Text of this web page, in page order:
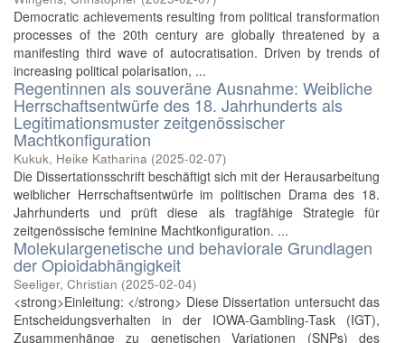
Democratic achievements resulting from political transformation
processes of the 20th century are globally threatened by a
manifesting third wave of autocratisation. Driven by trends of
increasing political polarisation, ...
Regentinnen als souveräne Ausnahme: Weibliche
Herrschaftsentwürfe des 18. Jahrhunderts als
Legitimationsmuster zeitgenössischer
Machtkonfiguration
Kukuk, Heike Katharina (2025-02-07)
Die Dissertationsschrift beschäftigt sich mit der Herausarbeitung
weiblicher Herrschaftsentwürfe im politischen Drama des 18.
Jahrhunderts und prüft diese als tragfähige Strategie für
zeitgenössische feminine Machtkonfiguration. ...
Molekulargenetische und behaviorale Grundlagen
der Opioidabhängigkeit
Seeliger, Christian (2025-02-04)
<strong>Einleitung: </strong> Diese Dissertation untersucht das
Entscheidungsverhalten in der IOWA-Gambling-Task (IGT),
Zusammenhänge zu genetischen Variationen (SNPs) des